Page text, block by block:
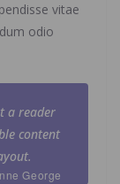
vitae
odio
a reader
content
George